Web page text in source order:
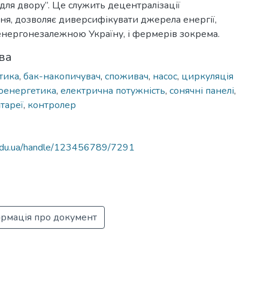
двору”. Це служить децентралізації
дозволяє диверсифікувати джерела енергії,
Україну, і фермерів зокрема.
, бак-накопичувач, споживач, насос, циркуляція
, електрична потужність, сонячні панелі,
, контролер
handle/123456789/7291
про документ